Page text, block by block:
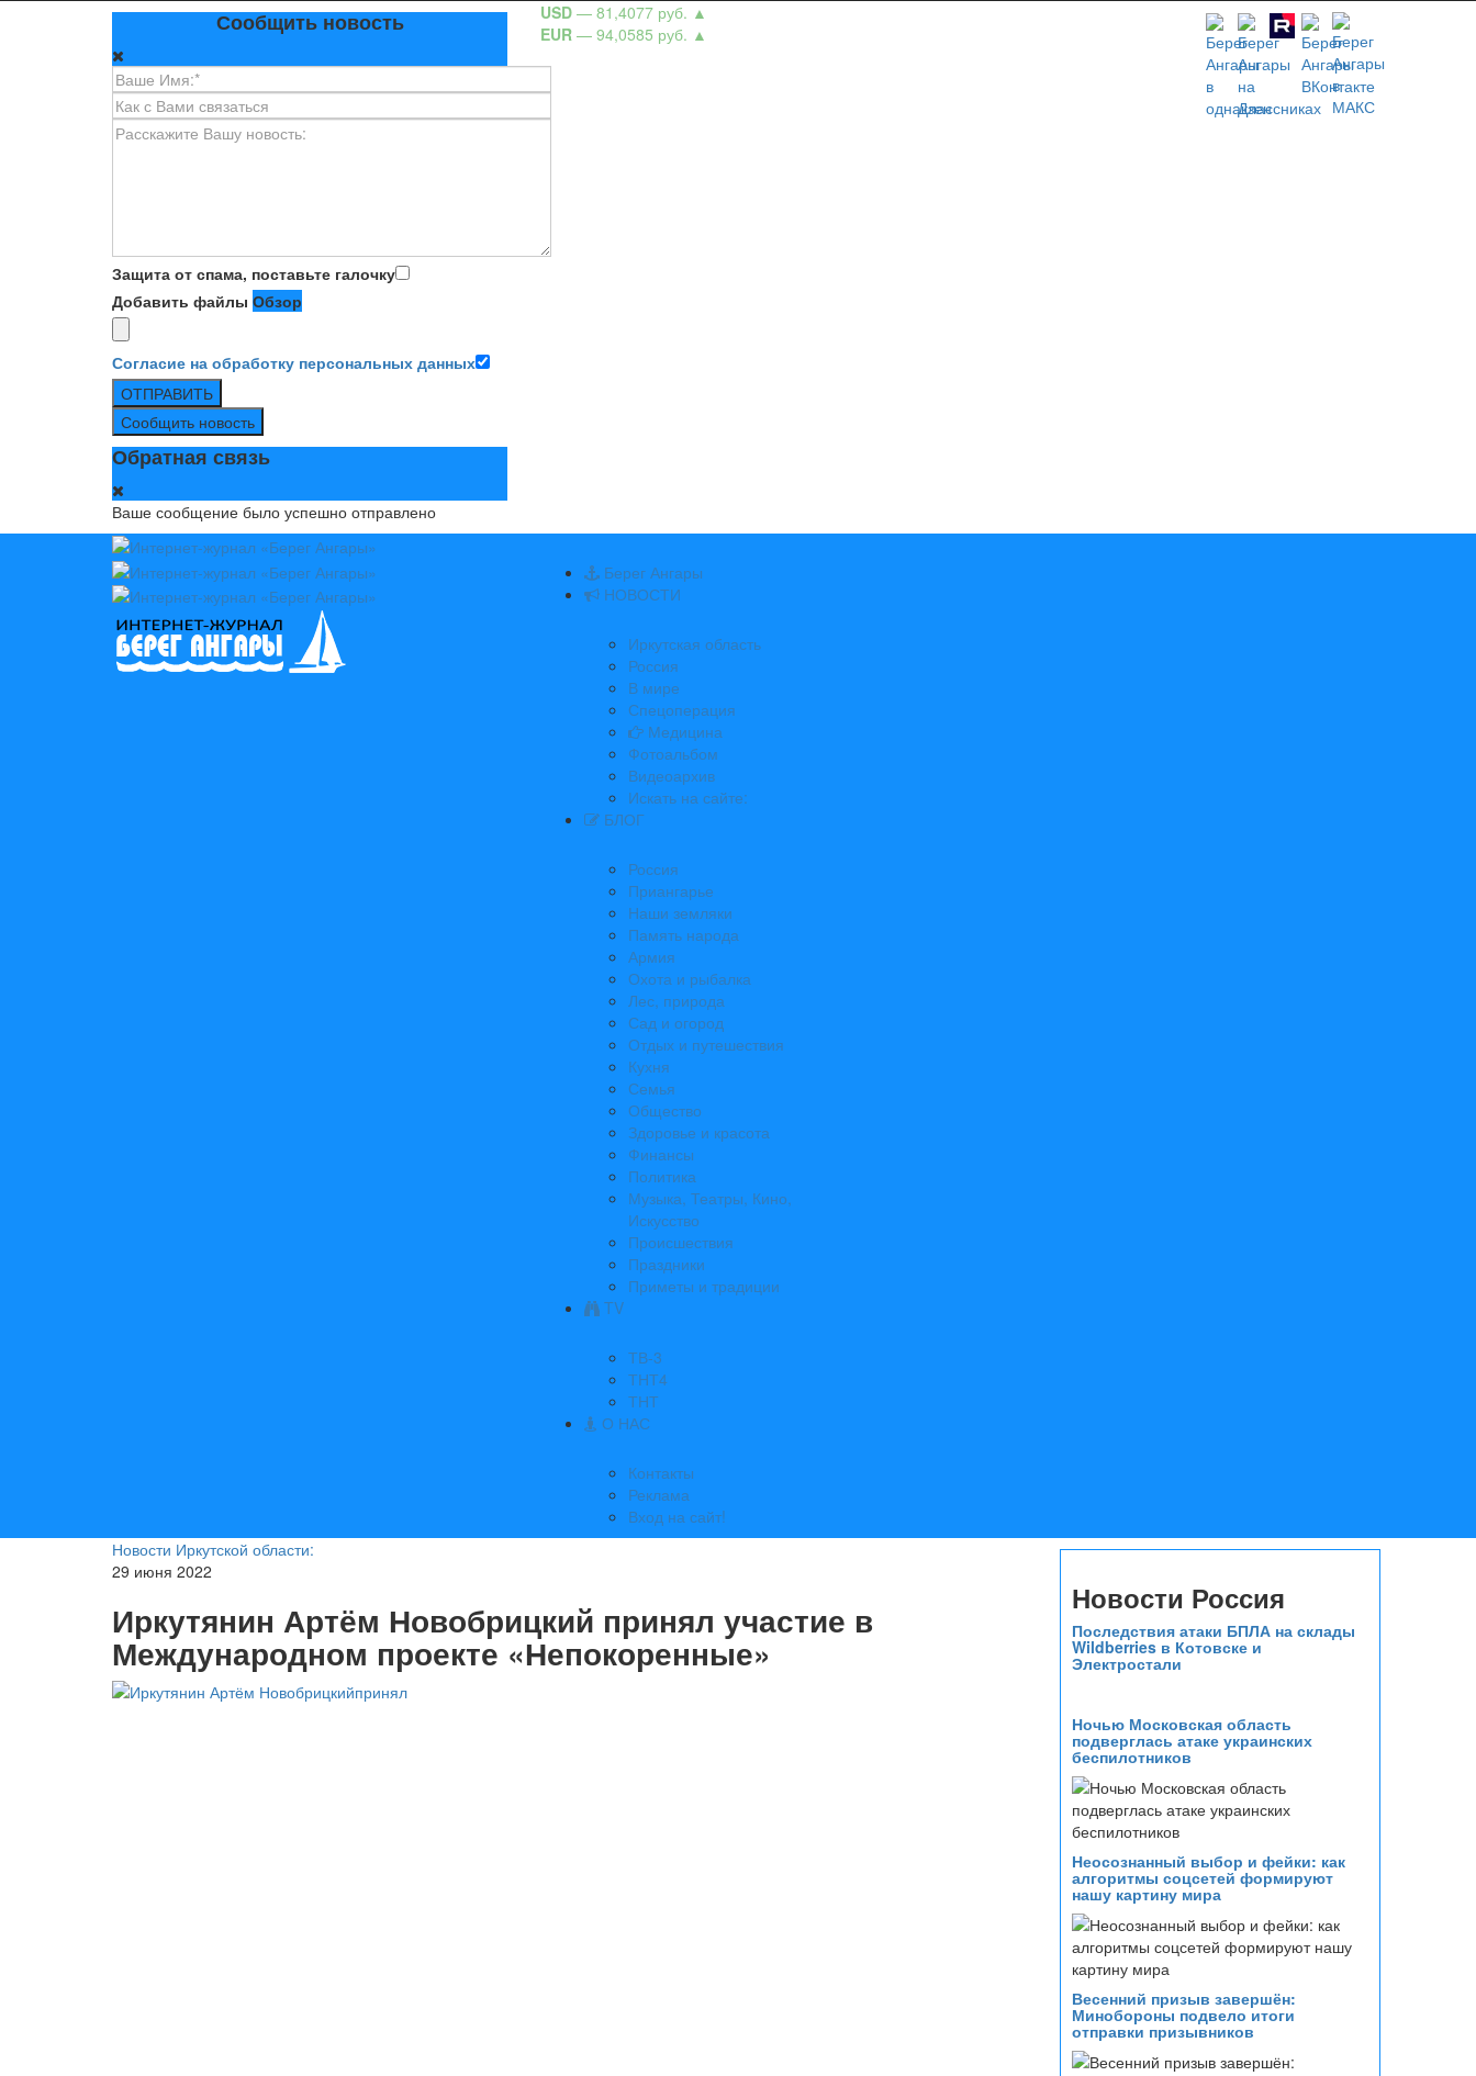
Сообщить новость
Защита от спама, поставьте галочку
Добавить файлы Обзор
Согласие на обработку персональных данных
ОТПРАВИТЬ
Сообщить новость
Обратная связь
Ваше сообщение было успешно отправлено
USD — 81,4077 руб. ▲
EUR — 94,0585 руб. ▲
Берег Ангары
НОВОСТИ
Иркутская область
Россия
В мире
Спецоперация
Медицина
Фотоальбом
Видеоархив
Искать на сайте:
БЛОГ
Россия
Приангарье
Наши земляки
Память народа
Армия
Охота и рыбалка
Лес, природа
Сад и огород
Отдых и путешествия
Кухня
Семья
Общество
Здоровье и красота
Финансы
Политика
Музыка, Театры, Кино,
Искусство
Происшествия
Праздники
Приметы и традиции
TV
ТВ-3
ТНТ4
ТНТ
О НАС
Контакты
Реклама
Вход на сайт!
Новости Иркутской области:
29 июня 2022
Иркутянин Артём Новобрицкий принял участие в
Международном проекте «Непокоренные»
Новости Россия
Последствия атаки БПЛА на склады
Wildberries в Котовске и
Электростали
Ночью Московская область
подверглась атаке украинских
беспилотников
Неосознанный выбор и фейки: как
алгоритмы соцсетей формируют
нашу картину мира
Весенний призыв завершён:
Минобороны подвело итоги
отправки призывников